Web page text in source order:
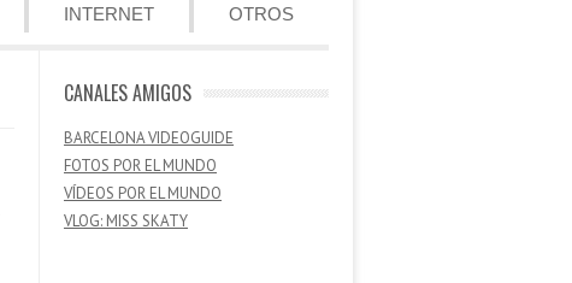
INTERNET OTROS
CANALES AMIGOS
BARCELONA VIDEOGUIDE
FOTOS POR EL MUNDO
VÍDEOS POR EL MUNDO
VLOG: MISS SKATY